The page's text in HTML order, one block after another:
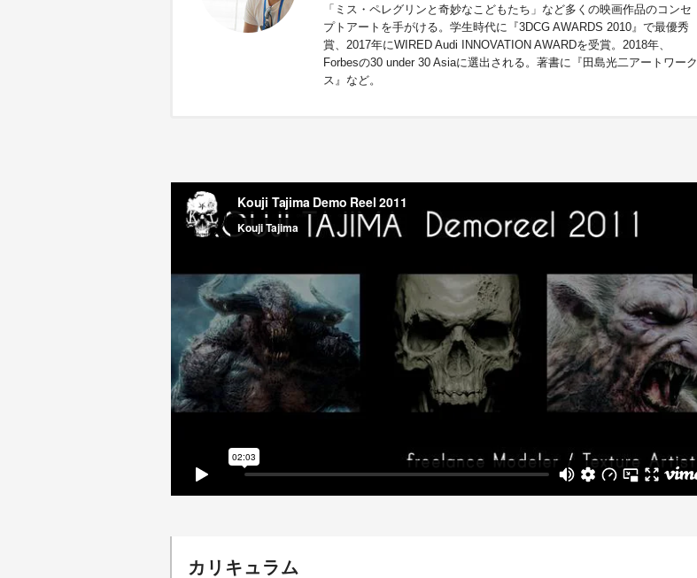
「ミス・ペレグリンと奇妙なこどもたち」など多くの映画作品のコンセ
プトアートを手がける。学生時代に『3DCG AWARDS 2010』で最優秀
賞、2017年にWIRED Audi INNOVATION AWARDを受賞。2018年、
Forbesの30 under 30 Asiaに選出される。著書に『田島光二アートワーク
ス』など。
カリキュラム